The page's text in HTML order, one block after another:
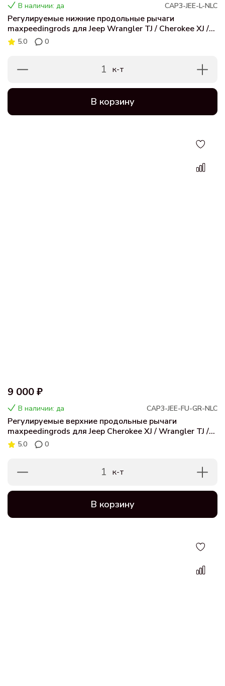
В наличии: да CAP3-JEE-L-NLC
Регулируемые нижние продольные рычаги
maxpeedingrods для Jeep Wrangler TJ / Cherokee XJ /
Grand Cherokee ZJ
5.0 0
1 к-т
В корзину
9 000 ₽
В наличии: да CAP3-JEE-FU-GR-NLC
Регулируемые верхние продольные рычаги
maxpeedingrods для Jeep Cherokee XJ / Wrangler TJ /
Grand Cherokee ZJ WJ
5.0 0
1 к-т
В корзину